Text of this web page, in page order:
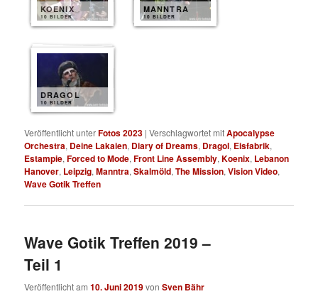
KOENIX
10 BILDER
MANNTRA
10 BILDER
DRAGOL
10 BILDER
Veröffentlicht unterFotos 2023 |Verschlagwortet mitApocalypse
Orchestra, Deine Lakaien, Diary of Dreams, Dragol, Eisfabrik,
Estampie,Forced to Mode,Front Line Assembly,Koenix, Lebanon
Hanover, Leipzig,Manntra,Skalmöld,The Mission,Vision Video,
Wave Gotik Treffen
Wave Gotik Treffen 2019 –
Teil 1
Veröffentlicht am10. Juni 2019vonSven Bähr